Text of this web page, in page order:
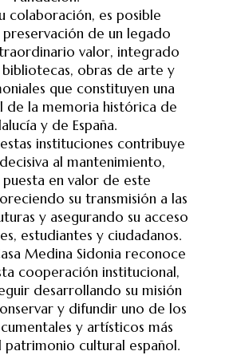
colaboración, es posible
de un legado
valor, integrado
obras de arte y
que constituyen una
de la memoria histórica de
y de España.
instituciones contribuye
al mantenimiento,
en valor de este
su transmisión a las
y asegurando su acceso
estudiantes y ciudadanos.
Medina Sidonia reconoce
cooperación institucional,
desarrollando su misión
y difundir uno de los
y artísticos más
patrimonio cultural español.